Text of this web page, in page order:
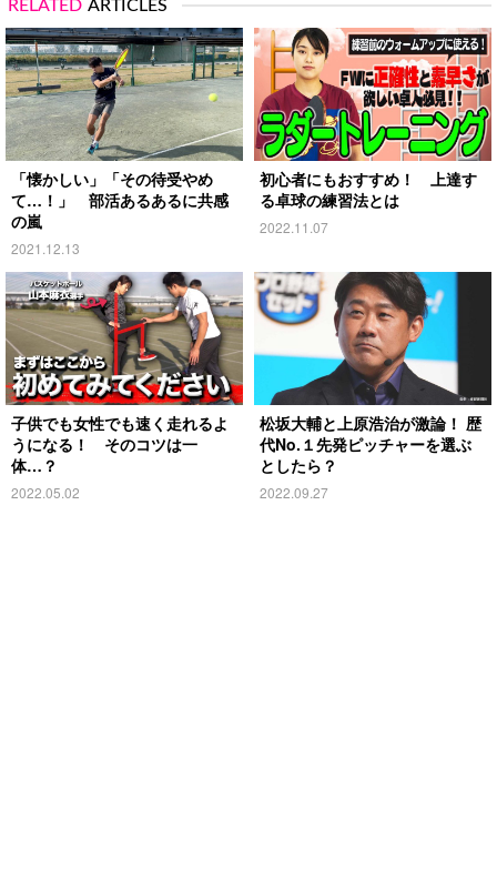
RELATED ARTICLES
「懐かしい」「その待受やめ
て…！」 部活あるあるに共感
の嵐
2021.12.13
初心者にもおすすめ！ 上達す
る卓球の練習法とは
2022.11.07
子供でも女性でも速く走れるよ
うになる！ そのコツは一
体…？
2022.05.02
松坂大輔と上原浩治が激論！ 歴
代No.１先発ピッチャーを選ぶ
としたら？
2022.09.27